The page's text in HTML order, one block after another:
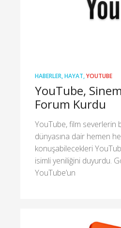
HABERLER,HAYAT,YOUTUBE
YouTube,
Forum Kurdu
YouTube, film severlerin
dünyasına dair hemen
konuşabilecekleri
isimli yeniliğini duyurdu.
YouTube’un